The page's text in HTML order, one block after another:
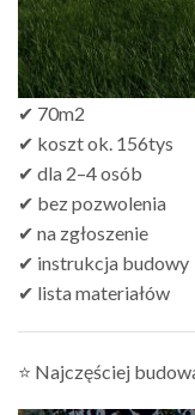
✔ 70m2
✔ koszt ok. 156tys
✔ dla 2–4 osób
✔ bez pozwolenia
✔ na zgłoszenie
✔ instrukcja budowy
✔ lista materiałów
⭐ Najczęściej